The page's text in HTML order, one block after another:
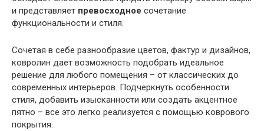
и представляет превосходное сочетание
функциональности и стиля.
Сочетая в себе разнообразие цветов, фактур и дизайнов,
ковролин дает возможность подобрать идеальное
решение для любого помещения – от классических до
современных интерьеров. Подчеркнуть особенности
стиля, добавить изысканности или создать акцентное
пятно – все это легко реализуется с помощью коврового
покрытия.